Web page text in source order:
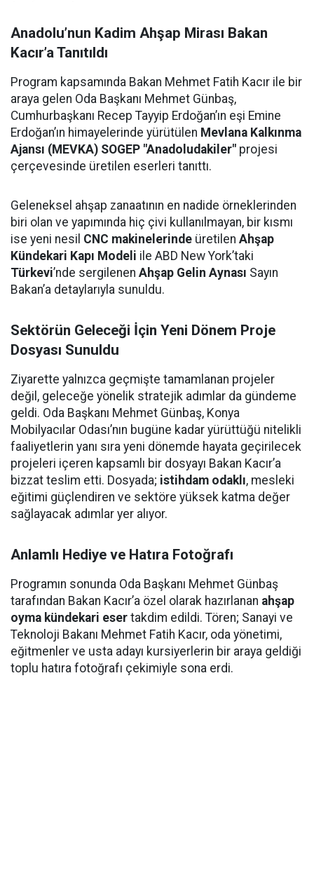
Anadolu’nun Kadim Ahşap Mirası Bakan
Kacır’a Tanıtıldı
Program kapsamında Bakan Mehmet Fatih Kacır ile bir
araya gelen Oda Başkanı Mehmet Günbaş,
Cumhurbaşkanı Recep Tayyip Erdoğan’ın eşi Emine
Erdoğan’ın himayelerinde yürütülen Mevlana Kalkınma
Ajansı (MEVKA) SOGEP "Anadoludakiler" projesi
çerçevesinde üretilen eserleri tanıttı.
Geleneksel ahşap zanaatının en nadide örneklerinden
biri olan ve yapımında hiç çivi kullanılmayan, bir kısmı
ise yeni nesil CNC makinelerinde üretilen Ahşap
Kündekari Kapı Modeli ile ABD New York’taki
Türkevi’nde sergilenen Ahşap Gelin Aynası Sayın
Bakan’a detaylarıyla sunuldu.
Sektörün Geleceği İçin Yeni Dönem Proje
Dosyası Sunuldu
Ziyarette yalnızca geçmişte tamamlanan projeler
değil, geleceğe yönelik stratejik adımlar da gündeme
geldi. Oda Başkanı Mehmet Günbaş, Konya
Mobilyacılar Odası’nın bugüne kadar yürüttüğü nitelikli
faaliyetlerin yanı sıra yeni dönemde hayata geçirilecek
projeleri içeren kapsamlı bir dosyayı Bakan Kacır’a
bizzat teslim etti. Dosyada; istihdam odaklı, mesleki
eğitimi güçlendiren ve sektöre yüksek katma değer
sağlayacak adımlar yer alıyor.
Anlamlı Hediye ve Hatıra Fotoğrafı
Programın sonunda Oda Başkanı Mehmet Günbaş
tarafından Bakan Kacır’a özel olarak hazırlanan ahşap
oyma kündekari eser takdim edildi. Tören; Sanayi ve
Teknoloji Bakanı Mehmet Fatih Kacır, oda yönetimi,
eğitmenler ve usta adayı kursiyerlerin bir araya geldiği
toplu hatıra fotoğrafı çekimiyle sona erdi.